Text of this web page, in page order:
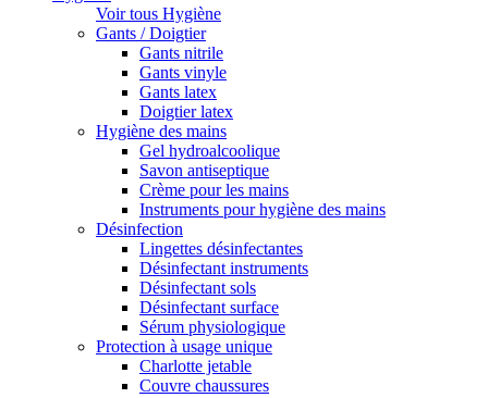
Voir tous Hygiène
Gants / Doigtier
Gants nitrile
Gants vinyle
Gants latex
Doigtier latex
Hygiène des mains
Gel hydroalcoolique
Savon antiseptique
Crème pour les mains
Instruments pour hygiène des mains
Désinfection
Lingettes désinfectantes
Désinfectant instruments
Désinfectant sols
Désinfectant surface
Sérum physiologique
Protection à usage unique
Charlotte jetable
Couvre chaussures